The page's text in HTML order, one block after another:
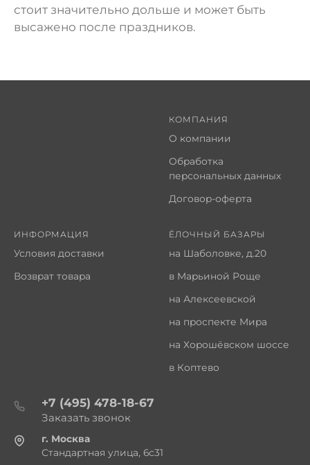
стоит значительно дольше и может быть
высажено после праздников.
КОМПАНИЯ
О компании
Обработка
персональных данных
Договор-оферта
ИНФОРМАЦИЯ
Условия доставки
Возврат товара
ЁЛОЧНЫЙ БАЗАРЫ
на Шаболовке, д.20
в Марьиной Роще
на Алексеевской
на проспекте Мира
на Хорошёвском шоссе
в Коптево
+7 (495) 478-18-67
Заказать звонок
г. Москва
Стандартная улица, 6с31